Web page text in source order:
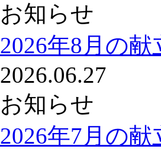
お知らせ
2026年8月の
2026.06.27
お知らせ
2026年7月の